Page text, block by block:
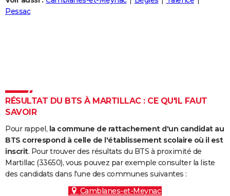
Destinations
City break
Voyage nature
Voyage de noces
Forum
Climat
+
PHOTO
Carte de Noël
Carte Bonne année
Carte Saint-Valentin
Carte Pâques
Carte d'anniversaire
DICTIONNAIRE
Dictionnaire
Biographies
Citations
Expressions
Proverbes
PROGRAMME TV
COPAINS D'AVANT
S'inscrire
Se connecter
Lycées
Collèges
Primaires
Universités
Entreprises
Service militaire
Avis de recherche
AVIS DE DÉCÈS
FORUM
Pessac
RÉSULTAT DU BTS À MARTILLAC : CE QU'IL FAUT
SAVOIR
Pour rappel, la commune de rattachement d'un candidat au
BTS correspond à celle de l'établissement scolaire où il est
inscrit. Pour trouver des résultats du BTS à proximité de
Martillac (33650), vous pouvez par exemple consulter la liste
des candidats dans l'une des communes suivantes :
Camblanes-et-Meynac